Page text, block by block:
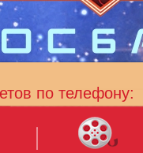
по телефону: